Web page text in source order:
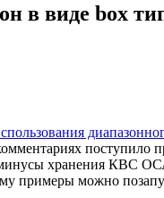
в виде box
поступило
хранения КВС
примеры можно